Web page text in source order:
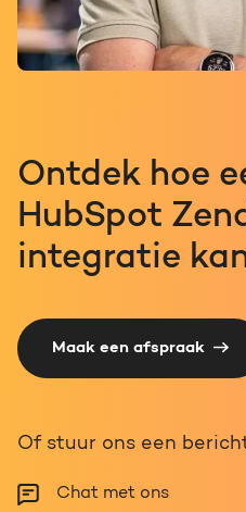
Ontdek hoe
HubSpot
integratie
Maak een afspraak
Of stuur ons een
Chat met ons